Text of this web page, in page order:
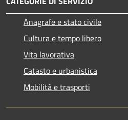
Anagrafe e stato civile
Cultura e tempo libero
Vita lavorativa
Catasto e urbanistica
Mobilità e trasporti